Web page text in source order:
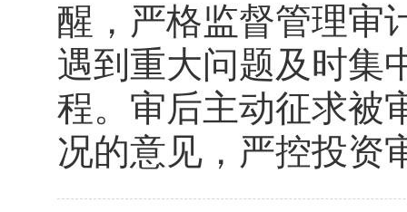
醒，严格监督管理审
遇到重大问题及时集
程。审后主动征求被
况的意见，严控投资